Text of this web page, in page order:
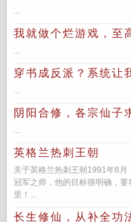
...
我就做个烂游戏，至
...
穿书成反派？系统让
...
阴阳合修，各宗仙子
...
英格兰热刺王朝
关于英格兰热刺王朝1991年6
冠军之师，他的目标很明确，
里！...
长生修仙，从补全功